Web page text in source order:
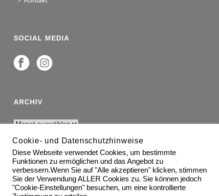
SOCIAL MEDIA
ARCHIV
RECHTLICHES
Impressum
Cookie- und Datenschutzhinweise
Diese Webseite verwendet Cookies, um bestimmte
Funktionen zu ermöglichen und das Angebot zu
verbessern.Wenn Sie auf "Alle akzeptieren" klicken, stimmen
Sie der Verwendung ALLER Cookies zu. Sie können jedoch
"Cookie-Einstellungen" besuchen, um eine kontrollierte